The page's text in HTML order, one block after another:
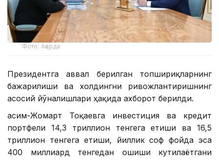
Фото: Ақорда
Президентга аввал берилган топшириқларнинг
бажарилиши ва холдингни ривожлантиришнинг
асосий йўналишлари ҳақида ахборот берилди.
Қасим-Жомарт Тоқаевга инвестиция ва кредит
портфели 14,3 триллион тенгега етиши ва 16,5
триллион тенгега етиши, йиллик соф фойда эса
400 миллиард тенгедан ошиши кутилаётгани